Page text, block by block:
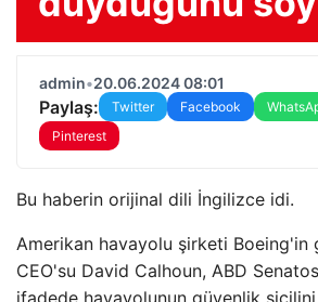
admin•20.06.2024 08:01
Paylaş: Twitter Facebook
Pinterest
Bu haberin orijinal dili İngilizce idi.
Amerikan havayolu şirketi Boeing'in
CEO'su David Calhoun, ABD
ifadede havayolunun güvenlik